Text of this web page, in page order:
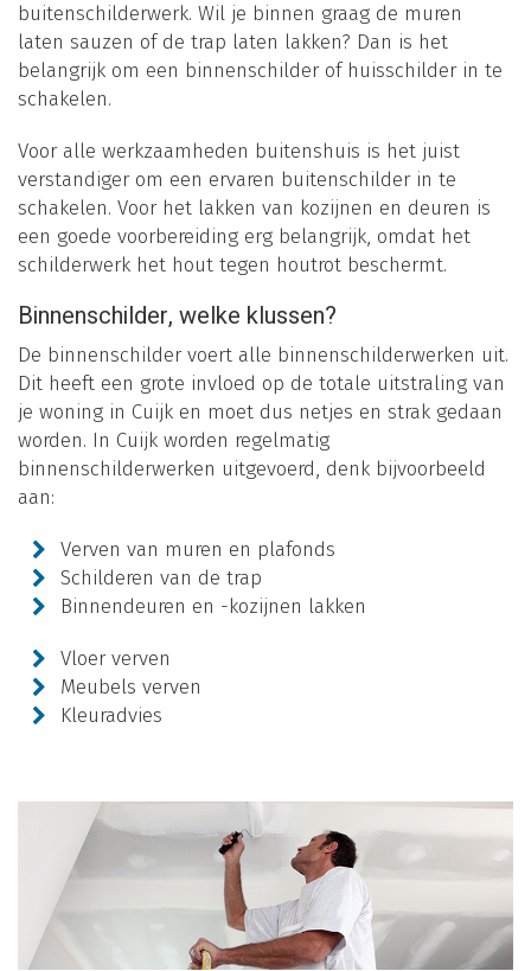
buitenschilderwerk. Wil je binnen graag de muren
laten sauzen of de trap laten lakken? Dan is het
belangrijk om een binnenschilder of huisschilder in te
schakelen.
Voor alle werkzaamheden buitenshuis is het juist
verstandiger om een ervaren buitenschilder in te
schakelen. Voor het lakken van kozijnen en deuren is
een goede voorbereiding erg belangrijk, omdat het
schilderwerk het hout tegen houtrot beschermt.
Binnenschilder, welke klussen?
De binnenschilder voert alle binnenschilderwerken uit.
Dit heeft een grote invloed op de totale uitstraling van
je woning in Cuijk en moet dus netjes en strak gedaan
worden. In Cuijk worden regelmatig
binnenschilderwerken uitgevoerd, denk bijvoorbeeld
aan:
Verven van muren en plafonds
Schilderen van de trap
Binnendeuren en -kozijnen lakken
Vloer verven
Meubels verven
Kleuradvies